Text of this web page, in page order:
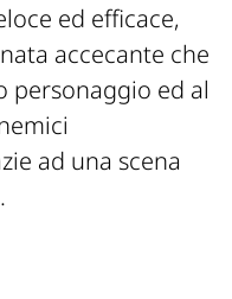
ed efficace,
accecante che
personaggio ed al
ad una scena
.